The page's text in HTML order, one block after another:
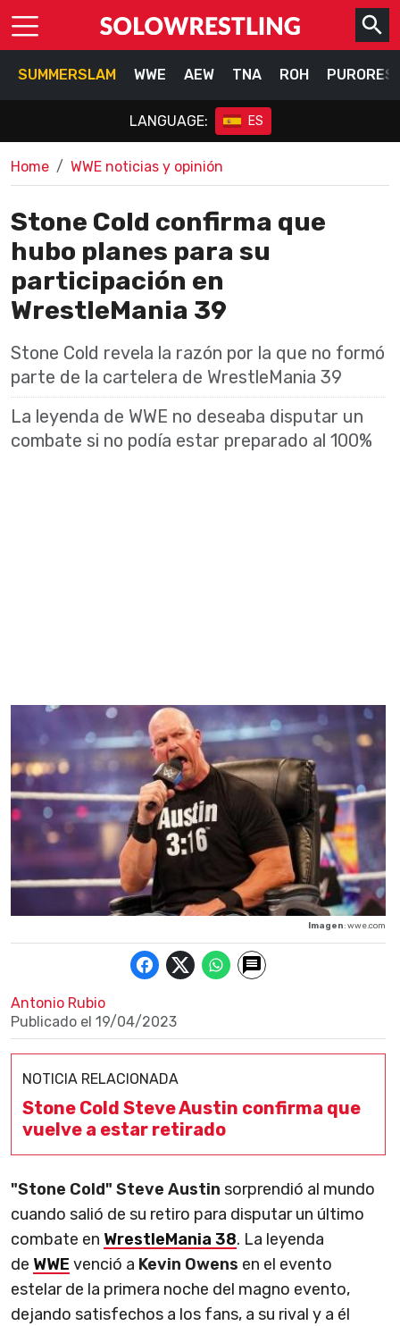
SUMMERSLAM WWE AEW TNA ROH
LANGUAGE: ES
Home WWE noticias y opinión
Stone Cold confirma que
hubo planes para su
participación en
WrestleMania 39
Stone Cold revela la razón por la que no formó
parte de la cartelera de WrestleMania 39
La leyenda de WWE no deseaba disputar un
combate si no podía estar preparado al 100%
Imagen: wwe.com
Antonio Rubio
Publicado el 19/04/2023
NOTICIA RELACIONADA
Stone Cold Steve Austin confirma que
vuelve a estar retirado
"Stone Cold" Steve Austin sorprendió al mundo
cuando salió de su retiro para disputar un último
combate en WrestleMania 38. La leyenda
de WWE venció a Kevin Owens en el evento
estelar de la primera noche del magno evento,
dejando satisfechos a los fans, a su rival y a él